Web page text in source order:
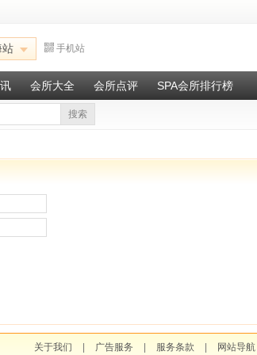
站 手机站
会所大全 会所点评 SPA会所排行榜
搜索
关于我们 广告服务 服务条款 网站导航